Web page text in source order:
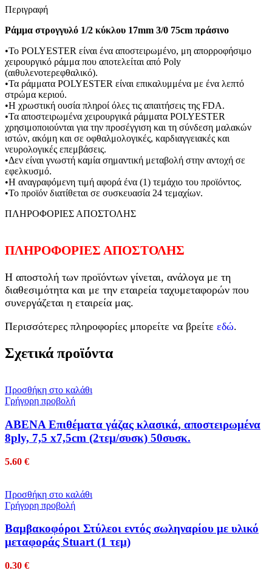
Περιγραφή
Ράμμα στρογγυλό 1/2 κύκλου 17mm 3/0 75cm πράσινο
•Το POLYESTER είναι ένα αποστειρωμένο, μη απορροφήσιμο
χειρουργικό ράμμα που αποτελείται από Poly
(αιθυλενοτερεφθαλικό).
•Τα ράμματα POLYESTER είναι επικαλυμμένα με ένα λεπτό
στρώμα κεριού.
•Η χρωστική ουσία πληροί όλες τις απαιτήσεις της FDA.
•Τα αποστειρωμένα χειρουργικά ράμματα POLYESTER
χρησιμοποιούνται για την προσέγγιση και τη σύνδεση μαλακών
ιστών, ακόμη και σε οφθαλμολογικές, καρδιαγγειακές και
νευρολογικές επεμβάσεις.
•Δεν είναι γνωστή καμία σημαντική μεταβολή στην αντοχή σε
εφελκυσμό.
•Η αναγραφόμενη τιμή αφορά ένα (1) τεμάχιο του προϊόντος.
•Το προϊόν διατίθεται σε συσκευασία 24 τεμαχίων.
ΠΛΗΡΟΦΟΡΙΕΣ ΑΠΟΣΤΟΛΗΣ
ΠΛΗΡΟΦΟΡΙΕΣ ΑΠΟΣΤΟΛΗΣ
Η αποστολή των προϊόντων γίνεται, ανάλογα με τη
διαθεσιμότητα και με την εταιρεία ταχυμεταφορών που
συνεργάζεται η εταιρεία μας.
Περισσότερες πληροφορίες μπορείτε να βρείτε εδώ.
Σχετικά προϊόντα
Προσθήκη στο καλάθι
Γρήγορη προβολή
ABENA Επιθέματα γάζας κλασικά, αποστειρωμένα
8ply, 7,5 x7,5cm (2τεμ/συσκ) 50συσκ.
5.60 €
Προσθήκη στο καλάθι
Γρήγορη προβολή
Βαμβακοφόροι Στύλεοι εντός σωληναρίου με υλικό
μεταφοράς Stuart (1 τεμ)
0.30 €